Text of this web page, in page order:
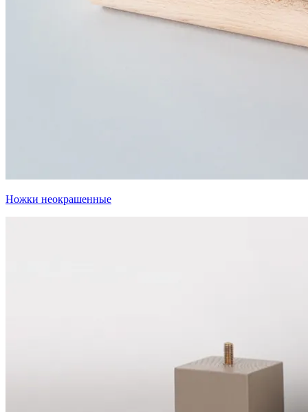
Ножки неокрашенные